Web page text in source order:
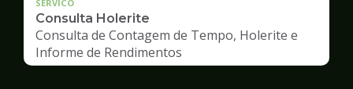
SERVICO
Consulta Holerite
Consulta de Contagem de Tempo, Holerite e
Informe de Rendimentos